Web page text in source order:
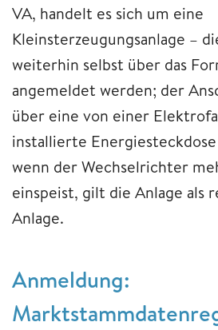
VA, handelt es sich um eine
Kleinsterzeugungsanlage –
weiterhin selbst über das
angemeldet werden; der
über eine von einer
installierte
wenn der Wechselrichter
einspeist, gilt die Anlage als
Anlage.
Anmeldung: